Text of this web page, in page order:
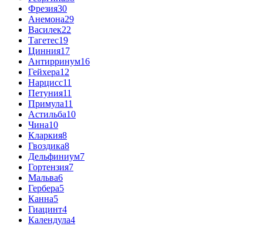
Фрезия30
Анемона29
Василек22
Тагетес19
Цинния17
Антирринум16
Гейхера12
Нарцисс11
Петуния11
Примула11
Астильба10
Чина10
Кларкия8
Гвоздика8
Дельфиниум7
Гортензия7
Мальва6
Гербера5
Канна5
Гиацинт4
Календула4